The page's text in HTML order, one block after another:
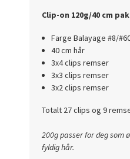
Clip-on 120g/40 cm
Farge Balayage #8/
40 cm hår
3x4 clips remser
3x3 clips remser
3x2 clips remser
Totalt 27 clips og 9
200g passer for deg som
fyldig hår.